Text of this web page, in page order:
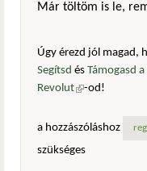
Már töltöm is le,
Úgy érezd jól magad,
Segítsd és Támogasd
Revolut(külső
-od!
a hozzászóláshoz
szükséges